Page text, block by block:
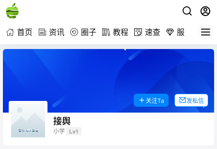
首页 资讯 圈子 教程 速查 服务
接舆
小学 Lv1
关注Ta 发私信